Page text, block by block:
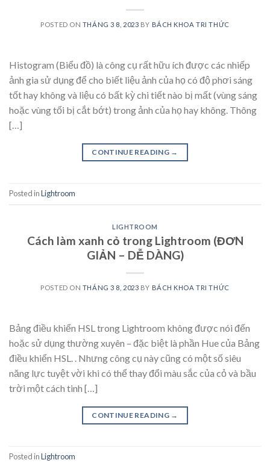
POSTED ON THÁNG 3 8, 2023 BY BÁCH KHOA TRI THỨC
Histogram (Biểu đồ) là công cụ rất hữu ích được các nhiếp
ảnh gia sử dụng để cho biết liệu ảnh của họ có độ phơi sáng
tốt hay không và liệu có bất kỳ chi tiết nào bị mất (vùng sáng
hoặc vùng tối bị cắt bớt) trong ảnh của họ hay không. Thông
[…]
CONTINUE READING →
Posted inLightroom
LIGHTROOM
Cách làm xanh cỏ trong Lightroom (ĐƠN
GIẢN – DỄ DÀNG)
POSTED ON THÁNG 3 8, 2023 BY BÁCH KHOA TRI THỨC
Bảng điều khiển HSL trong Lightroom không được nói đến
hoặc sử dụng thường xuyên – đặc biệt là phần Hue của Bảng
điều khiển HSL. . Nhưng công cụ này cũng có một số siêu
năng lực tuyệt vời khi có thể thay đổi màu sắc của cỏ và bầu
trời một cách tinh […]
CONTINUE READING →
Posted inLightroom